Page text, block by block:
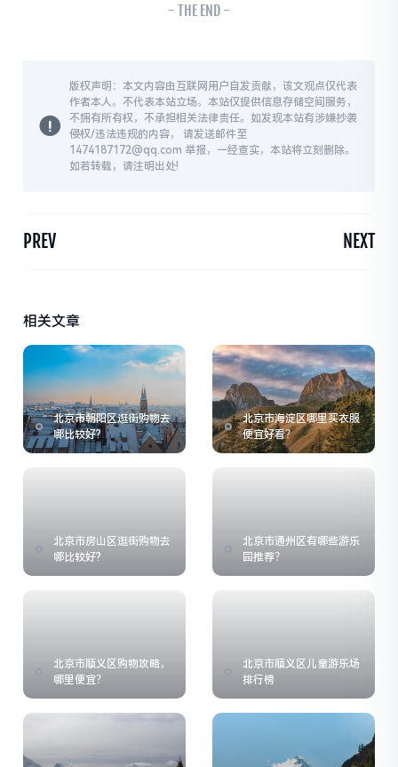
- THE END -
版权声明：本文内容由互联网用户自发贡献，该文观点仅代表
作者本人。不代表本站立场。本站仅提供信息存储空间服务，
不拥有所有权，不承担相关法律责任。如发现本站有涉嫌抄袭
侵权/违法违规的内容， 请发送邮件至
1474187172@qq.com 举报，一经查实，本站将立刻删除。
如若转载，请注明出处!
PREV NEXT
相关文章
北京市朝阳区逛街购物去
哪比较好?
北京市海淀区哪里买衣服
便宜好看？
北京市房山区逛街购物去
哪比较好?
北京市通州区有哪些游乐
园推荐？
北京市顺义区购物攻略，
哪里便宜？
北京市顺义区儿童游乐场
排行榜